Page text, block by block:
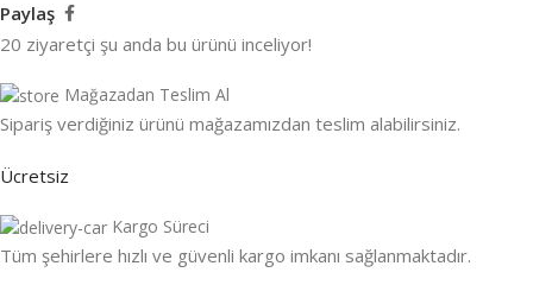
Paylaş
20 ziyaretçi şu anda bu ürünü inceliyor!
Mağazadan Teslim Al
Sipariş verdiğiniz ürünü mağazamızdan teslim alabilirsiniz.
Ücretsiz
Kargo Süreci
Tüm şehirlere hızlı ve güvenli kargo imkanı sağlanmaktadır.